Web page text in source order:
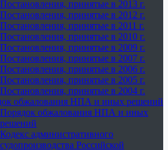
Постановления, принятые в 2013 г.
Постановления, принятые в 2012 г.
Постановления, принятые в 2011 г.
Постановления, принятые в 2010 г.
Постановления, принятые в 2009 г.
Постановления, принятые в 2007 г.
Постановления, принятые в 2006 г.
Постановления, принятые в 2005 г.
Постановления, принятые в 2004 г.
обжалования НПА и иных решений
Порядок обжалования НПА и иных
решений
Кодекс административного
судопроизводства Российской